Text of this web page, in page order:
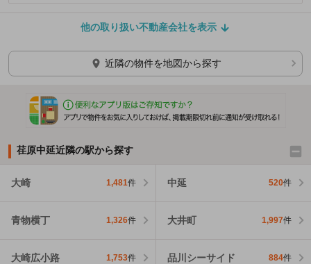
他の取り扱い不動産会社を表示
近隣の物件を地図から探す
荏原中延近隣の駅から探す
大崎 1,481件 中延 520件
青物横丁 1,326件 大井町 1,997件
大崎広小路 1,753件 品川シーサイド 884件